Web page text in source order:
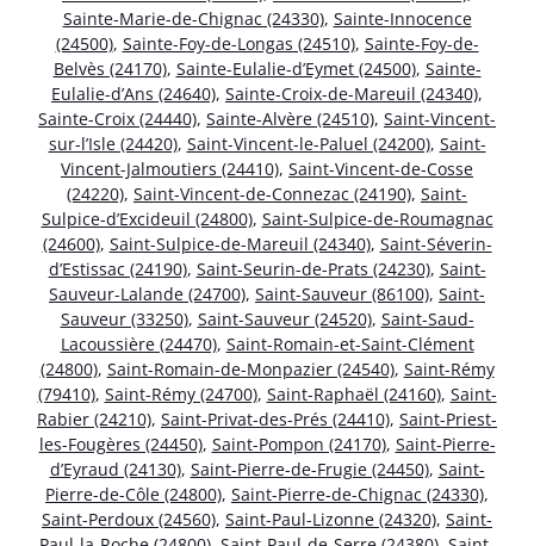
Sainte-Marie-de-Chignac (24330), Sainte-Innocence
(24500), Sainte-Foy-de-Longas (24510), Sainte-Foy-de-
Belvès (24170), Sainte-Eulalie-d’Eymet (24500), Sainte-
Eulalie-d’Ans (24640), Sainte-Croix-de-Mareuil (24340),
Sainte-Croix (24440), Sainte-Alvère (24510), Saint-Vincent-
sur-l’Isle (24420), Saint-Vincent-le-Paluel (24200), Saint-
Vincent-Jalmoutiers (24410), Saint-Vincent-de-Cosse
(24220), Saint-Vincent-de-Connezac (24190), Saint-
Sulpice-d’Excideuil (24800), Saint-Sulpice-de-Roumagnac
(24600), Saint-Sulpice-de-Mareuil (24340), Saint-Séverin-
d’Estissac (24190), Saint-Seurin-de-Prats (24230), Saint-
Sauveur-Lalande (24700), Saint-Sauveur (86100), Saint-
Sauveur (33250), Saint-Sauveur (24520), Saint-Saud-
Lacoussière (24470), Saint-Romain-et-Saint-Clément
(24800), Saint-Romain-de-Monpazier (24540), Saint-Rémy
(79410), Saint-Rémy (24700), Saint-Raphaël (24160), Saint-
Rabier (24210), Saint-Privat-des-Prés (24410), Saint-Priest-
les-Fougères (24450), Saint-Pompon (24170), Saint-Pierre-
d’Eyraud (24130), Saint-Pierre-de-Frugie (24450), Saint-
Pierre-de-Côle (24800), Saint-Pierre-de-Chignac (24330),
Saint-Perdoux (24560), Saint-Paul-Lizonne (24320), Saint-